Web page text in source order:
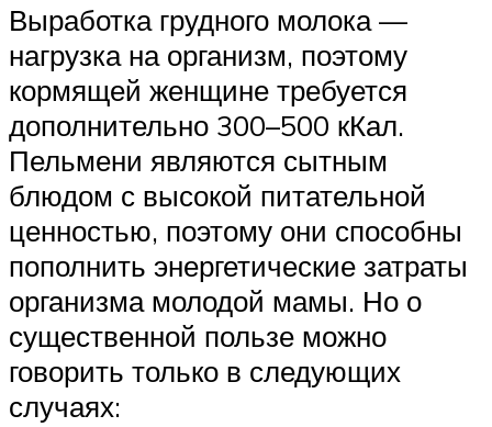
Выработка грудного молока —
нагрузка на организм, поэтому
кормящей женщине требуется
дополнительно 300–500 кКал.
Пельмени являются сытным
блюдом с высокой питательной
ценностью, поэтому они способны
пополнить энергетические затраты
организма молодой мамы. Но о
существенной пользе можно
говорить только в следующих
случаях: